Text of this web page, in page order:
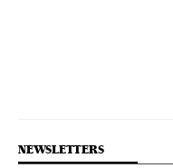
NEWSLETTERS